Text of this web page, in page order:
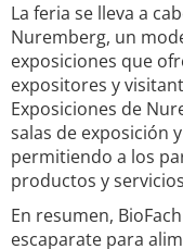
La feria se lleva a
Nuremberg, un
exposiciones que
expositores y
Exposiciones de
salas de exposición
permitiendo a los
productos y
En resumen,
escaparate para